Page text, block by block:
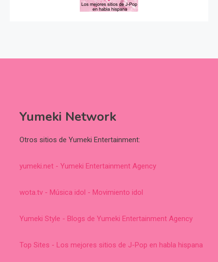
Yumeki Network
Otros sitios de Yumeki Entertainment:
yumeki.net - Yumeki Entertainment Agency
wota.tv - Música idol - Movimiento idol
Yumeki Style - Blogs de Yumeki Entertainment Agency
Top Sites - Los mejores sitios de J-Pop en habla hispana